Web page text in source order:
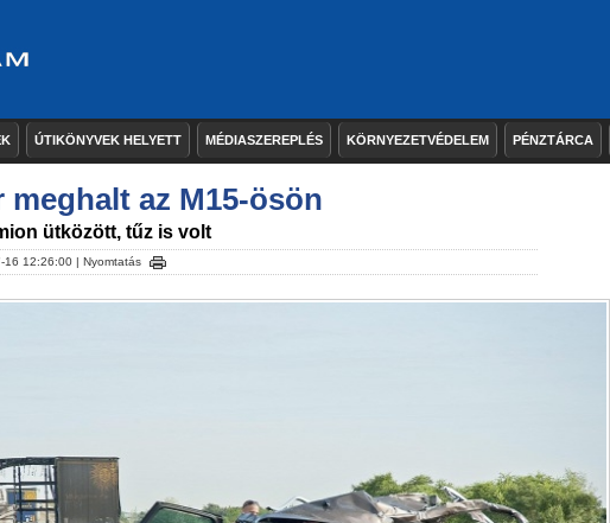
ÚTIKÖNYVEK HELYETT MÉDIASZEREPLÉS KÖRNYEZETVÉDELEM PÉNZTÁRCA
meghalt az M15-ösön
ütközött, tűz is volt
16 12:26:00 | Nyomtatás